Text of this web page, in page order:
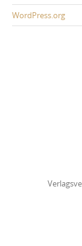
WordPress.org